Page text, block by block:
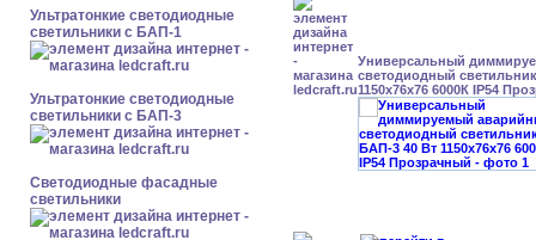
Ультратонкие светодиодные
светильники с БАП-1
Ультратонкие светодиодные
светильники с БАП-3
Светодиодные фасадные
светильники
Универсальный
светодиодный
1150x76x76 6000К IP54